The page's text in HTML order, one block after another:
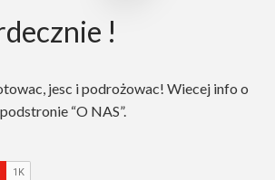
!
jesc i podrożowac! Wiecej info o
“O NAS”.